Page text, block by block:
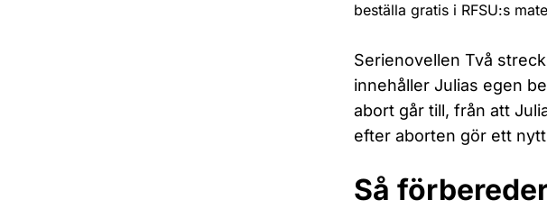
beställa gratis i RFSU:s
Serienovellen Två
innehåller Julias egen
abort går till, från att
efter aborten gör ett
Så